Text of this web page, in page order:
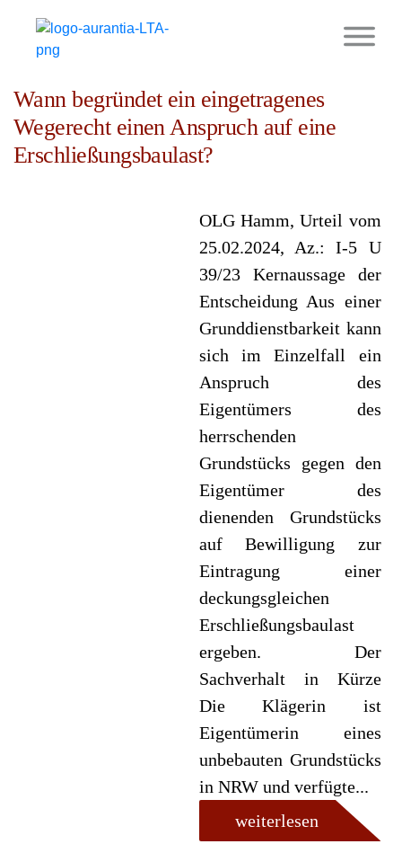
Wann begründet ein eingetragenes
Wegerecht einen Anspruch auf eine
Erschließungsbaulast?
OLG Hamm, Urteil vom
25.02.2024, Az.: I-5 U
39/23 Kernaussage der
Entscheidung Aus einer
Grunddienstbarkeit kann
sich im Einzelfall ein
Anspruch des
Eigentümers des
herrschenden
Grundstücks gegen den
Eigentümer des
dienenden Grundstücks
auf Bewilligung zur
Eintragung einer
deckungsgleichen
Erschließungsbaulast
ergeben. Der
Sachverhalt in Kürze
Die Klägerin ist
Eigentümerin eines
unbebauten Grundstücks
in NRW und verfügte...
weiterlesen